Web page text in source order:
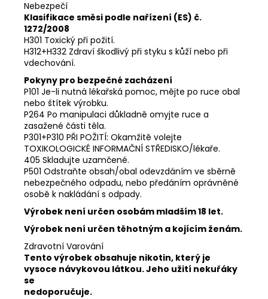
Nebezpečí
Klasifikace směsi podle nařízení (ES) č.
1272/2008
H301 Toxický při požití.
H312+H332 Zdraví škodlivý při styku s kůží nebo při
vdechování.
Pokyny pro bezpečné zacházení
P101 Je-li nutná lékařská pomoc, mějte po ruce obal
nebo štítek výrobku.
P264 Po manipulaci důkladně omyjte ruce a
zasažené části těla.
P301+P310 PŘI POŽITÍ: Okamžitě volejte
TOXIKOLOGICKÉ INFORMAČNÍ STŘEDISKO/lékaře.
405 Skladujte uzamčené.
P501 Odstraňte obsah/obal odevzdáním ve sběrně
nebezpečného odpadu, nebo předáním oprávněné
osobě k nakládání s odpady.
Výrobek není určen osobám mladším 18 let.
Výrobek není určen těhotným a kojícím ženám.
Zdravotní Varování
Tento výrobek obsahuje nikotin, který je
vysoce návykovou látkou. Jeho užití nekuřáky
se
nedoporučuje.